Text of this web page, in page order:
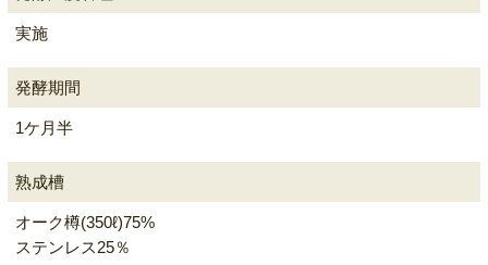
実施
発酵期間
1ケ月半
熟成槽
オーク樽(350ℓ)75%
ステンレス25％